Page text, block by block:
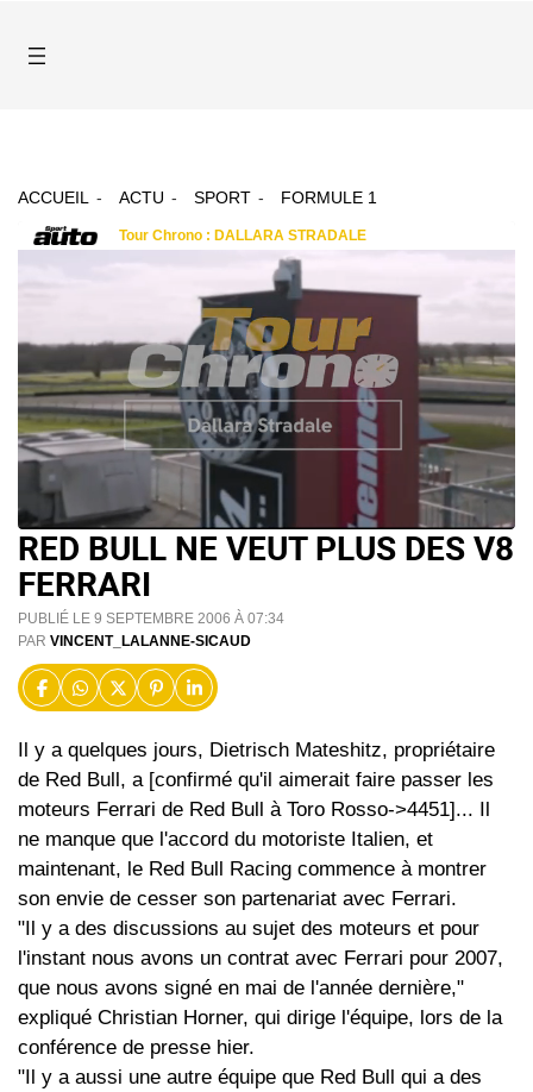
ACCUEIL ACTU SPORT FORMULE 1
RED BULL NE VEUT PLUS DES V8
FERRARI
PUBLIÉ LE 9 SEPTEMBRE 2006 À 07:34
PAR VINCENT_LALANNE-SICAUD
Il y a quelques jours, Dietrisch Mateshitz, propriétaire
de Red Bull, a [confirmé qu'il aimerait faire passer les
moteurs Ferrari de Red Bull à Toro Rosso->4451]... Il
ne manque que l'accord du motoriste Italien, et
maintenant, le Red Bull Racing commence à montrer
son envie de cesser son partenariat avec Ferrari.
"Il y a des discussions au sujet des moteurs et pour
l'instant nous avons un contrat avec Ferrari pour 2007,
que nous avons signé en mai de l'année dernière,"
expliqué Christian Horner, qui dirige l'équipe, lors de la
conférence de presse hier.
"Il y a aussi une autre équipe que Red Bull qui a des